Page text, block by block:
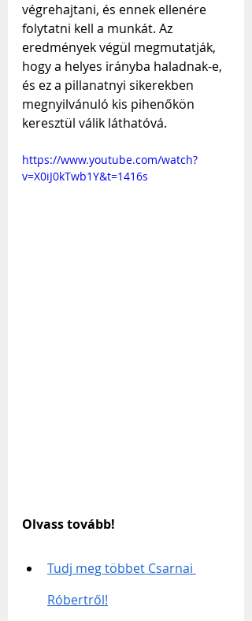
végrehajtani, és ennek ellenére
folytatni kell a munkát. Az
eredmények végül megmutatják,
hogy a helyes irányba haladnak-e,
és ez a pillanatnyi sikerekben
megnyilvánuló kis pihenőkön
keresztül válik láthatóvá.
https://www.youtube.com/watch?
v=X0iJ0kTwb1Y&t=1416s
Olvass tovább!
Tudj meg többet Csarnai
Róbertről!